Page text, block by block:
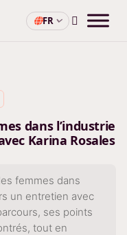
FR
dans l’industrie
Karina Rosales
femmes dans
un entretien avec
ses points
tout en